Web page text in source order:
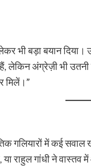
भी बड़ा बयान दिया।
लेकिन अंग्रेज़ी भी
मिलें।”
गलियारों में कई
राहुल गांधी ने वास्तव